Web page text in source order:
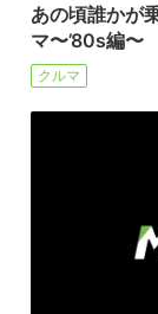
あの頃誰かが
マ〜’80s編〜
クルマ